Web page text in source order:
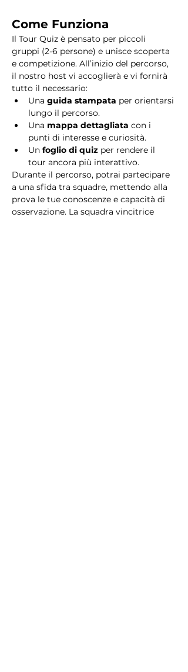
Come Funziona
Il Tour Quiz è pensato per piccoli
gruppi (2-6 persone) e unisce scoperta
e competizione. All’inizio del percorso,
il nostro host vi accoglierà e vi fornirà
tutto il necessario:
Una guida stampata per orientarsi
lungo il percorso.
Una mappa dettagliata con i
punti di interesse e curiosità.
Un foglio di quiz per rendere il
tour ancora più interattivo.
Durante il percorso, potrai partecipare
a una sfida tra squadre, mettendo alla
prova le tue conoscenze e capacità di
osservazione. La squadra vincitrice